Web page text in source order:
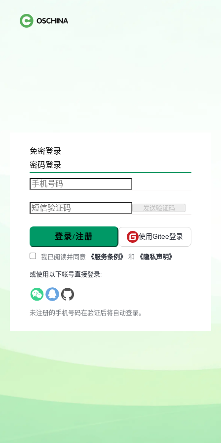
免密登录
密码登录
发送验证码
登录/注册 使用Gitee登录
我已阅读并同意 《服务条例》 和 《隐私声明》
或使用以下帐号直接登录:
未注册的手机号码在验证后将自动登录。